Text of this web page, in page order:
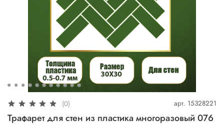
(0) арт. 15328221
Трафарет для стен из пластика многоразовый 076